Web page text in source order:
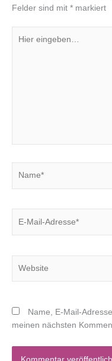
Felder sind mit * markiert
eingeben…
Mail-
Name, E-Mail-
meinen nächsten